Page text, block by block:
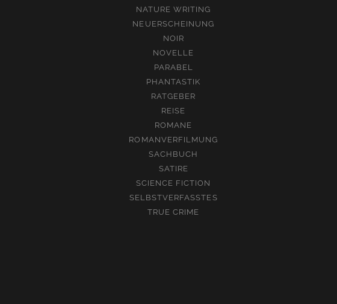
NATURE WRITING
NEUERSCHEINUNG
NOIR
NOVELLE
PARABEL
PHANTASTIK
RATGEBER
REISE
ROMANE
ROMANVERFILMUNG
SACHBUCH
SATIRE
SCIENCE FICTION
SELBSTVERFASSTES
TRUE CRIME